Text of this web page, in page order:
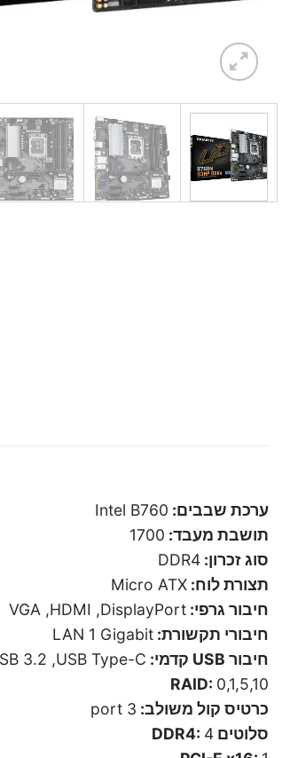
ערכת שבבים: Intel B760
תושבת מעבד: 1700
סוג זכרון: DDR4
תצורת לוח: Micro ATX
חיבור גרפי: VGA ,HDMI ,DisplayPort
חיבורי תקשורת: LAN 1 Gigabit
חיבור USB קדמי:
3.2 ,USB Type-C
RAID: 0,1,5,10
כרטיס קול משולב: 3 port
סלוטים DDR4: 4